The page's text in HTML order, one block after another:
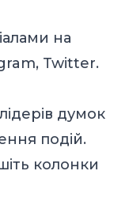
на
Twitter.
думок
подій.
колонки